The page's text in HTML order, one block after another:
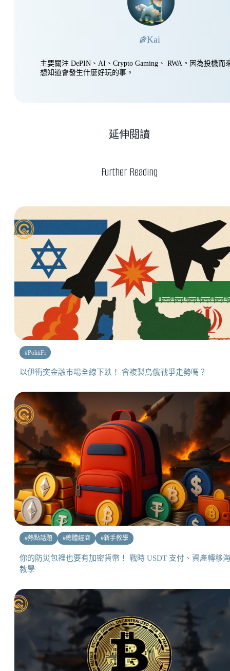
Kai
主要關注 DePIN、AI、Crypto Gaming、 RWA。因為投機而
想知道會發生什麼好玩的事。
Further Reading
延伸閱讀
#PolitiFi
以伊衝突金融市場全線下跌！ 會複製烏俄戰爭走勢嗎？
#熱點話題 #總體經濟 #新手教學
你的防災包裡也要有加密貨幣！ 戰時 USDT 支付、資產轉移
教學